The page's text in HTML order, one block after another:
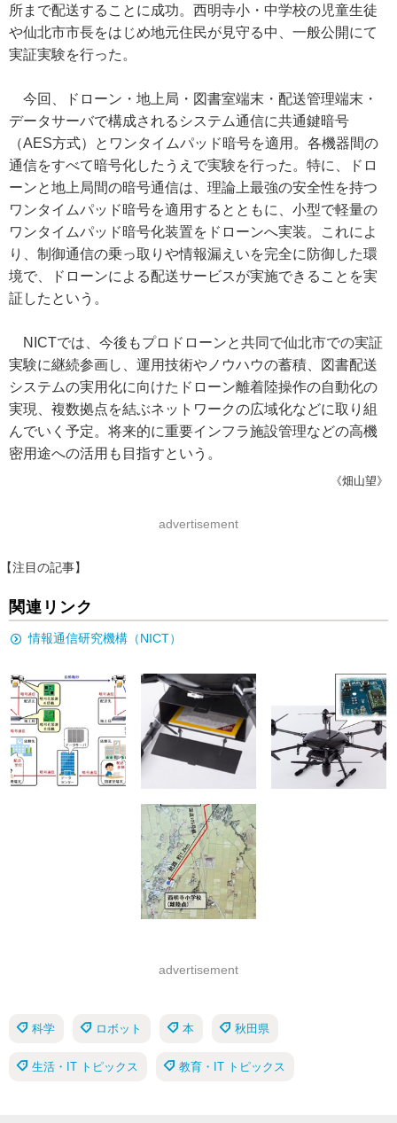
所まで配送することに成功。西明寺小・中学校の児童生徒
や仙北市市長をはじめ地元住民が見守る中、一般公開にて
実証実験を行った。
今回、ドローン・地上局・図書室端末・配送管理端末・
データサーバで構成されるシステム通信に共通鍵暗号
（AES方式）とワンタイムパッド暗号を適用。各機器間の
通信をすべて暗号化したうえで実験を行った。特に、ドロ
ーンと地上局間の暗号通信は、理論上最強の安全性を持つ
ワンタイムパッド暗号を適用するとともに、小型で軽量の
ワンタイムパッド暗号化装置をドローンへ実装。これによ
り、制御通信の乗っ取りや情報漏えいを完全に防御した環
境で、ドローンによる配送サービスが実施できることを実
証したという。
NICTでは、今後もプロドローンと共同で仙北市での実証
実験に継続参画し、運用技術やノウハウの蓄積、図書配送
システムの実用化に向けたドローン離着陸操作の自動化の
実現、複数拠点を結ぶネットワークの広域化などに取り組
んでいく予定。将来的に重要インフラ施設管理などの高機
密用途への活用も目指すという。
《畑山望》
advertisement
【注目の記事】
関連リンク
情報通信研究機構（NICT）
advertisement
科学 ロボット 本 秋田県
生活・IT トピックス 教育・IT トピックス